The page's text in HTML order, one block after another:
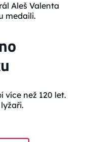
Aleš Valenta
medaili.
více než 120 let.